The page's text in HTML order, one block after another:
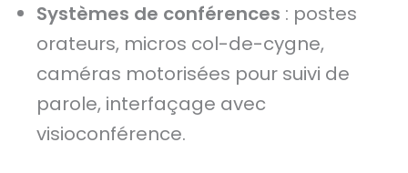
Systèmes de conférences : postes
orateurs, micros col-de-cygne,
caméras motorisées pour suivi de
parole, interfaçage avec
visioconférence.